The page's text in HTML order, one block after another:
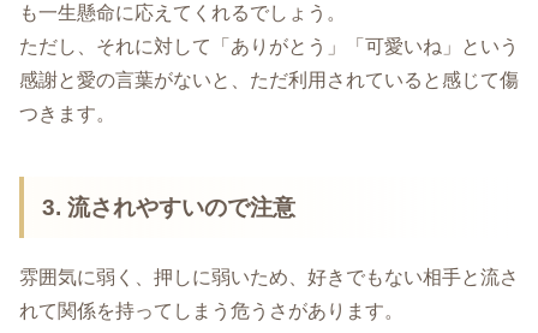
も一生懸命に応えてくれるでしょう。
ただし、それに対して「ありがとう」「可愛いね」という
感謝と愛の言葉がないと、ただ利用されていると感じて傷
つきます。
3. 流されやすいので注意
雰囲気に弱く、押しに弱いため、好きでもない相手と流さ
れて関係を持ってしまう危うさがあります。